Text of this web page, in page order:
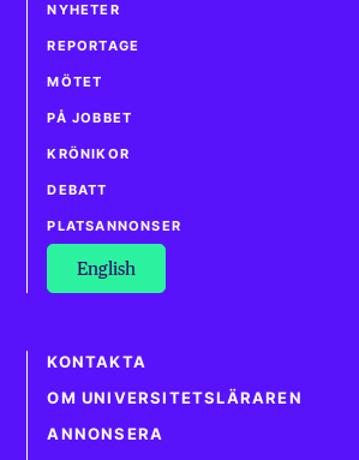
NYHETER
REPORTAGE
MÖTET
PÅ JOBBET
KRÖNIKOR
DEBATT
PLATSANNONSER
English
KONTAKTA
OM UNIVERSITETSLÄRAREN
ANNONSERA